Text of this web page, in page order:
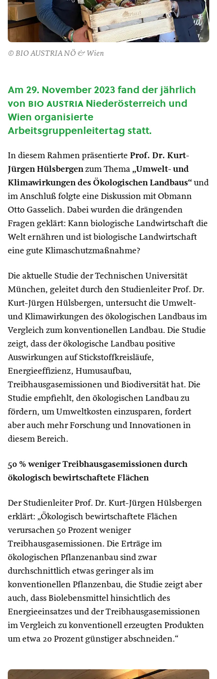
© BIO AUSTRIA NÖ & Wien
Am 29. November 2023 fand der jährlich
von bio austria Niederösterreich und
Wien organisierte
Arbeitsgruppenleitertag statt.
In diesem Rahmen präsentierte Prof. Dr. Kurt-
Jürgen Hülsbergenzum Thema „Umwelt- und
Klimawirkungen des Ökologischen Landbaus“ und
im Anschluß folgte eine Diskussion mit Obmann
Otto Gasselich. Dabei wurden die drängenden
Fragen geklärt: Kann biologische Landwirtschaft die
Welt ernähren und ist biologische Landwirtschaft
eine gute Klimaschutzmaßnahme?
Die aktuelle Studie der Technischen Universität
München, geleitet durch den Studienleiter Prof. Dr.
Kurt-Jürgen Hülsbergen, untersucht die Umwelt-
und Klimawirkungen des ökologischen Landbaus im
Vergleich zum konventionellen Landbau. Die Studie
zeigt, dass der ökologische Landbau positive
Auswirkungen auf Stickstoffkreisläufe,
Energieeffizienz, Humusaufbau,
Treibhausgasemissionen und Biodiversität hat. Die
Studie empfiehlt, den ökologischen Landbau zu
fördern, um Umweltkosten einzusparen, fordert
aber auch mehr Forschung und Innovationen in
diesem Bereich.
50 % weniger Treibhausgasemissionen durch
ökologisch bewirtschaftete Flächen
Der Studienleiter Prof. Dr. Kurt-Jürgen Hülsbergen
erklärt: „Ökologisch bewirtschaftete Flächen
verursachen 50 Prozent weniger
Treibhausgasemissionen. Die Erträge im
ökologischen Pflanzenanbau sind zwar
durchschnittlich etwas geringer als im
konventionellen Pflanzenbau, die Studie zeigt aber
auch, dass Biolebensmittel hinsichtlich des
Energieeinsatzes und der Treibhausgasemissionen
im Vergleich zu konventionell erzeugten Produkten
um etwa 20 Prozent günstiger abschneiden.“